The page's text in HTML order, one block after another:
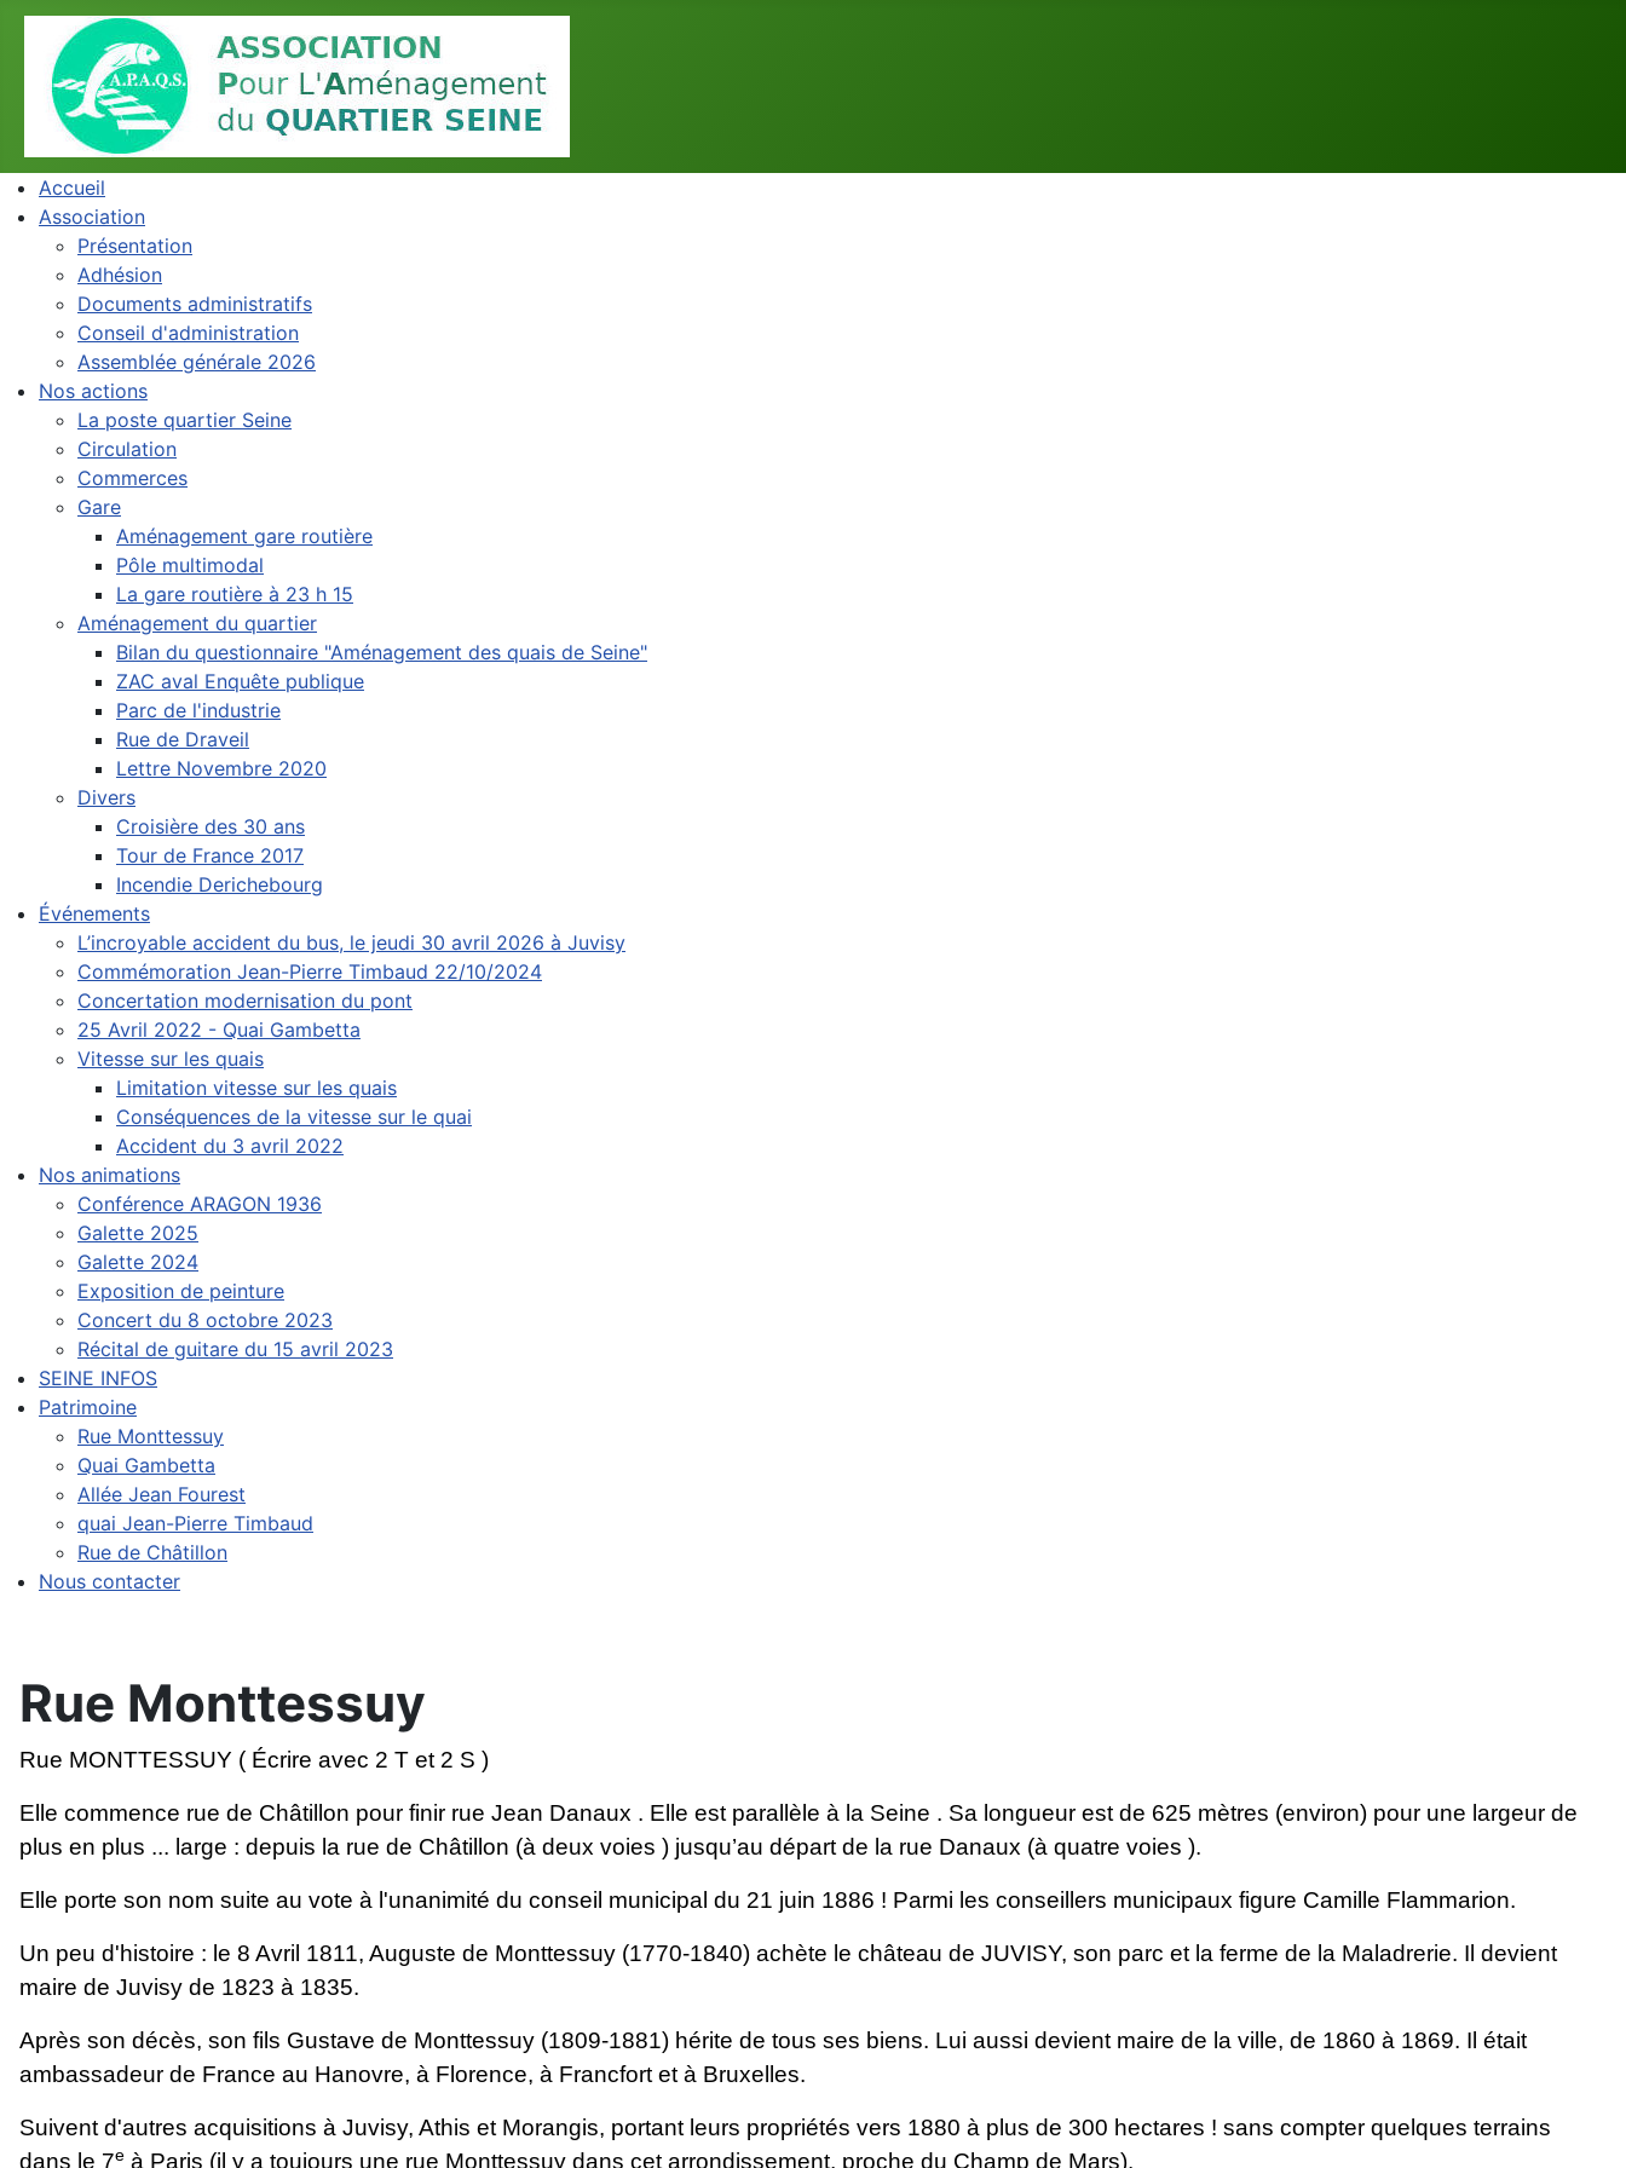
Accueil
Association
Présentation
Adhésion
Documents administratifs
Conseil d'administration
Assemblée générale 2026
Nos actions
La poste quartier Seine
Circulation
Commerces
Gare
Aménagement gare routière
Pôle multimodal
La gare routière à 23 h 15
Aménagement du quartier
Bilan du questionnaire "Aménagement des quais de Seine"
ZAC aval Enquête publique
Parc de l'industrie
Rue de Draveil
Lettre Novembre 2020
Divers
Croisière des 30 ans
Tour de France 2017
Incendie Derichebourg
Événements
L’incroyable accident du bus, le jeudi 30 avril 2026 à Juvisy
Commémoration Jean-Pierre Timbaud 22/10/2024
Concertation modernisation du pont
25 Avril 2022 - Quai Gambetta
Vitesse sur les quais
Limitation vitesse sur les quais
Conséquences de la vitesse sur le quai
Accident du 3 avril 2022
Nos animations
Conférence ARAGON 1936
Galette 2025
Galette 2024
Exposition de peinture
Concert du 8 octobre 2023
Récital de guitare du 15 avril 2023
SEINE INFOS
Patrimoine
Rue Monttessuy
Quai Gambetta
Allée Jean Fourest
quai Jean-Pierre Timbaud
Rue de Châtillon
Nous contacter
Rue Monttessuy
Rue MONTTESSUY ( Écrire avec 2 T et 2 S )
Elle commence rue de Châtillon pour finir rue Jean Danaux . Elle est parallèle à la Seine . Sa longueur est de 625 mètres (environ) pour une largeur de
plus en plus ... large : depuis la rue de Châtillon (à deux voies ) jusqu’au départ de la rue Danaux (à quatre voies ).
Elle porte son nom suite au vote à l'unanimité du conseil municipal du 21 juin 1886 ! Parmi les conseillers municipaux figure Camille Flammarion.
Un peu d'histoire : le 8 Avril 1811, Auguste de Monttessuy (1770-1840) achète le château de JUVISY, son parc et la ferme de la Maladrerie. Il devient
maire de Juvisy de 1823 à 1835.
Après son décès, son fils Gustave de Monttessuy (1809-1881) hérite de tous ses biens. Lui aussi devient maire de la ville, de 1860 à 1869. Il était
ambassadeur de France au Hanovre, à Florence, à Francfort et à Bruxelles.
Suivent d'autres acquisitions à Juvisy, Athis et Morangis, portant leurs propriétés vers 1880 à plus de 300 hectares ! sans compter quelques terrains
dans le 7e à Paris (il y a toujours une rue Monttessuy dans cet arrondissement, proche du Champ de Mars).